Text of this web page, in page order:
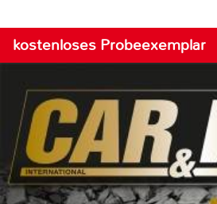
kostenloses Probeexemplar